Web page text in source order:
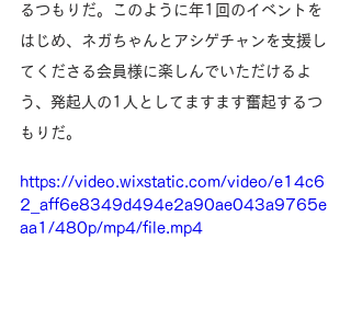
るつもりだ。このように年1回のイベントを
はじめ、ネガちゃんとアシゲチャンを支援し
てくださる会員様に楽しんでいただけるよ
う、発起人の1人としてますます奮起するつ
もりだ。
https://video.wixstatic.com/video/e14c6
2_aff6e8349d494e2a90ae043a9765e
aa1/480p/mp4/file.mp4